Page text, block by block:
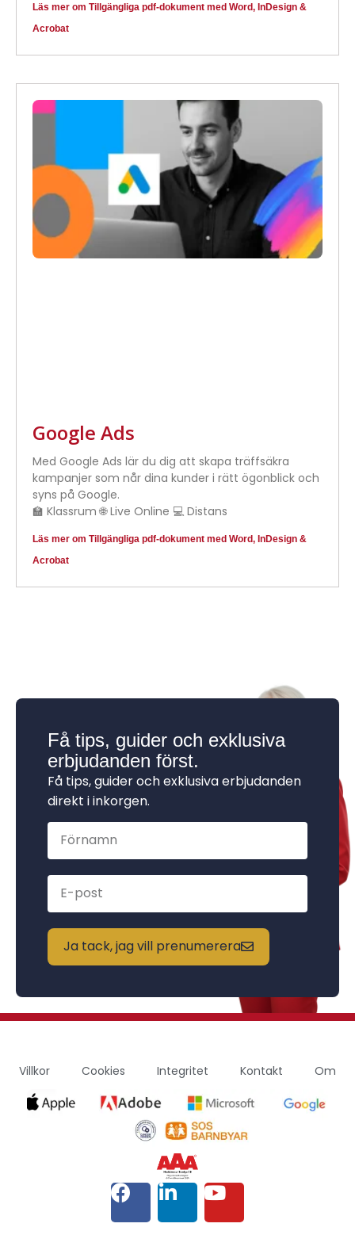
Läs mer om Tillgängliga pdf-dokument med Word, InDesign &
Acrobat
Google Ads
Med Google Ads lär du dig att skapa träffsäkra
kampanjer som når dina kunder i rätt ögonblick och
syns på Google.
🏫 Klassrum 🌐 Live Online 💻 Distans
Läs mer om Tillgängliga pdf-dokument med Word, InDesign &
Acrobat
Få tips, guider och exklusiva
erbjudanden först.
Få tips, guider och exklusiva erbjudanden
direkt i inkorgen.
Ja tack, jag vill prenumerera
Villkor Cookies Integritet Kontakt Om